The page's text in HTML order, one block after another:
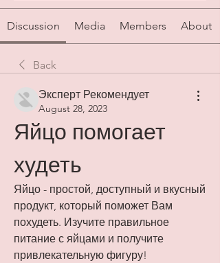
Discussion Media Members About
Back
Эксперт Рекомендует
August 28, 2023
Яйцо помогает
худеть
Яйцо - простой, доступный и вкусный
продукт, который поможет Вам
похудеть. Изучите правильное
питание с яйцами и получите
привлекательную фигуру!